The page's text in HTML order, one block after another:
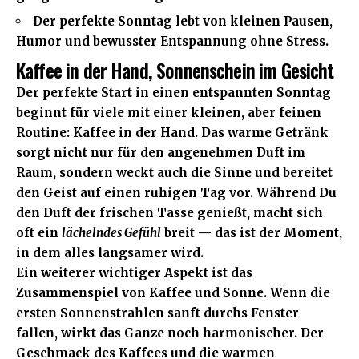
Der perfekte Sonntag lebt von kleinen Pausen,
Humor und bewusster Entspannung ohne Stress.
Kaffee in der Hand, Sonnenschein im Gesicht
Der perfekte Start in einen entspannten Sonntag
beginnt für viele mit einer kleinen, aber feinen
Routine: Kaffee in der Hand. Das warme Getränk
sorgt nicht nur für den angenehmen Duft im
Raum, sondern weckt auch die Sinne und bereitet
den Geist auf einen ruhigen Tag vor. Während Du
den Duft der frischen Tasse genießt, macht sich
oft ein lächelndes Gefühl breit — das ist der Moment,
in dem alles langsamer wird.
Ein weiterer wichtiger Aspekt ist das
Zusammenspiel von Kaffee und Sonne. Wenn die
ersten Sonnenstrahlen sanft durchs Fenster
fallen, wirkt das Ganze noch harmonischer. Der
Geschmack des Kaffees und die warmen